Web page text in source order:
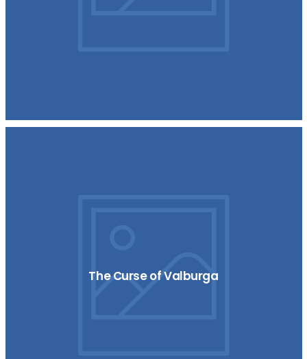
The Curse of Valburga